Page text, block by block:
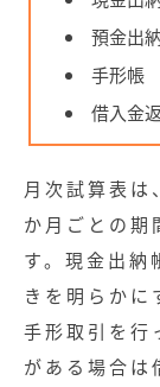
無料お役立ち資料
経営セミナー
預金出
手形帳
借入金
月次試算表は
か月ごとの期
す。現金出納
きを明らかに
手形取引を行
がある場合は